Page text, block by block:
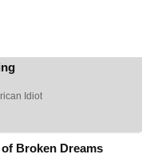
Idiot
Broken Dreams